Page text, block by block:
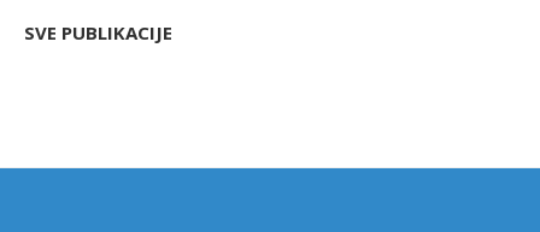
SVE PUBLIKACIJE